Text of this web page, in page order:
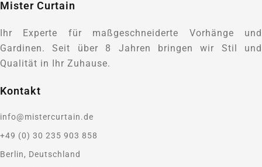
Mister Curtain
Ihr Experte für maßgeschneiderte Vorhänge und
Gardinen. Seit über 8 Jahren bringen wir Stil und
Qualität in Ihr Zuhause.
Kontakt
info@mistercurtain.de
+49 (0) 30 235 903 858
Berlin, Deutschland